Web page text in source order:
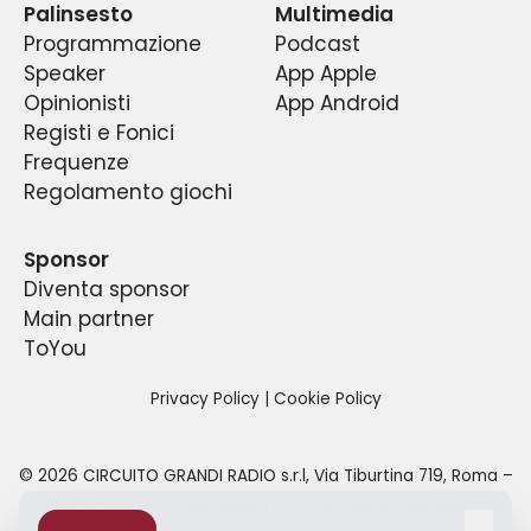
Palinsesto
Programmazione
Speaker
Opinionisti
Registi e Fonici
Frequenze
Regolamento giochi
Multimedia
Podcast
App Apple
App Android
Sponsor
Diventa sponsor
Main partner
ToYou
Privacy Policy| Cookie Policy
© 2026 CIRCUITO GRANDI RADIO s.r.l, Via Tiburtina 719, Roma –
00159- P. IVA e C.F.